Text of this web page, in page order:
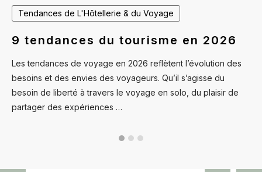
Tendances de L'Hôtellerie & du Voyage
9 tendances du tourisme en 2026
Les tendances de voyage en 2026 reflètent l’évolution des
besoins et des envies des voyageurs. Qu’il s’agisse du
besoin de liberté à travers le voyage en solo, du plaisir de
partager des expériences …